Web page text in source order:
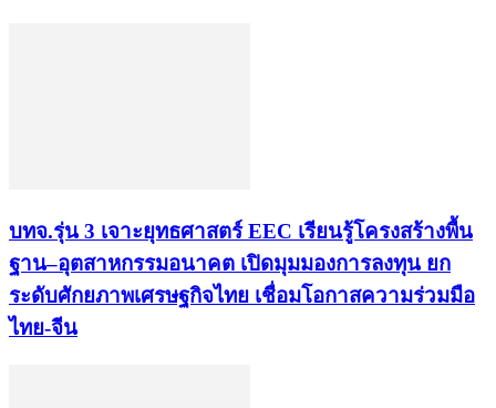
บทจ.รุ่น 3 เจาะยุทธศาสตร์ EEC เรียนรู้โครงสร้างพื้น
ฐาน–อุตสาหกรรมอนาคต เปิดมุมมองการลงทุน ยก
ระดับศักยภาพเศรษฐกิจไทย เชื่อมโอกาสความร่วมมือ
ไทย-จีน